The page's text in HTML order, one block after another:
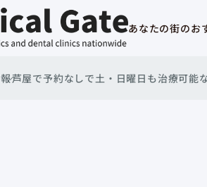
あなたの街のお
芦屋で予約なしで土・日曜日も治療可能